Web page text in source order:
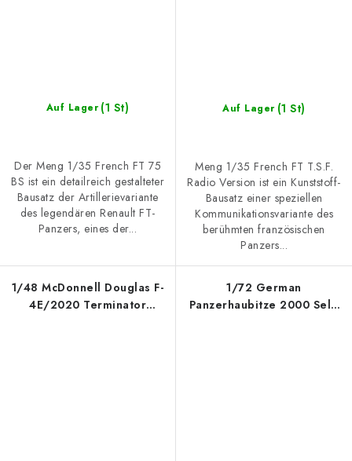
Auf Lager (1 St)
Der Meng 1/35 French FT 75
BS ist ein detailreich gestalteter
Bausatz der Artillerievariante
des legendären Renault FT-
Panzers, eines der...
Auf Lager (1 St)
Meng 1/35 French FT T.S.F.
Radio Version ist ein Kunststoff-
Bausatz einer speziellen
Kommunikationsvariante des
berühmten französischen
Panzers...
1/48 McDonnell Douglas F-
4E/2020 Terminator
1/72 German
Panzerhaubitze 2000 Self-